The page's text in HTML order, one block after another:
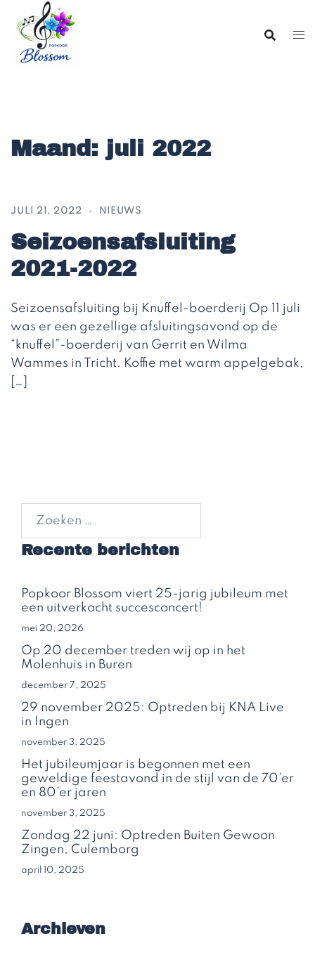
naar
inhoud
Maand: juli 2022
JULI 21, 2022 NIEUWS
Seizoensafsluiting
2021-2022
Seizoensafsluiting bij Knuffel-boerderij Op 11 juli
was er een gezellige afsluitingsavond op de
“knuffel”-boerderij van Gerrit en Wilma
Wammes in Tricht. Koffie met warm appelgebak,
[…]
Zoeken
Recente berichten
Popkoor Blossom viert 25-jarig jubileum met
een uitverkocht succesconcert!
mei 20, 2026
Op 20 december treden wij op in het
Molenhuis in Buren
december 7, 2025
29 november 2025: Optreden bij KNA Live
in Ingen
november 3, 2025
Het jubileumjaar is begonnen met een
geweldige feestavond in de stijl van de 70’er
en 80’er jaren
november 3, 2025
Zondag 22 juni: Optreden Buiten Gewoon
Zingen, Culemborg
april 10, 2025
Archieven